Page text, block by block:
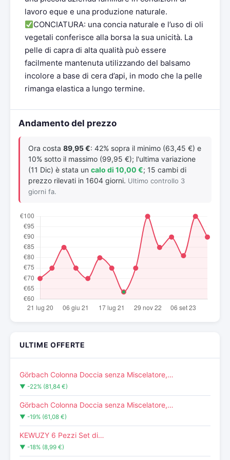
lavoro eque e una produzione naturale.
CONCIATURA: una concia naturale e l’uso di oli
vegetali conferisce alla borsa la sua unicità. La
pelle di capra di alta qualità può essere
facilmente mantenuta utilizzando del balsamo
incolore a base di cera d’api, in modo che la pelle
rimanga elastica a lungo termine.
Andamento del prezzo
Ora costa 89,95 €: 42% sopra il minimo (63,45 €) e
10% sotto il massimo (99,95 €); l'ultima variazione
(11 Dic) è stata un calo di 10,00 €; 15 cambi di
prezzo rilevati in 1604 giorni. Ultimo controllo 3
giorni fa.
ULTIME OFFERTE
Görbach Colonna Doccia senza Miscelatore,…
▼ -22% (81,84 €)
Görbach Colonna Doccia senza Miscelatore,…
▼ -19% (61,08 €)
KEWUZY 6 Pezzi Set di…
▼ -18% (8,99 €)